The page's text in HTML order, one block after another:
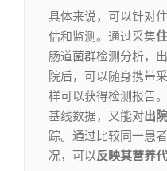
具体来说，可以针对
估和监测。通过采集
肠道菌群检测分析，
院后，可以随身携带采
样可以获得检测报告
基线数据，又能对出
踪。通过比较同一患
况，可以反映其营养